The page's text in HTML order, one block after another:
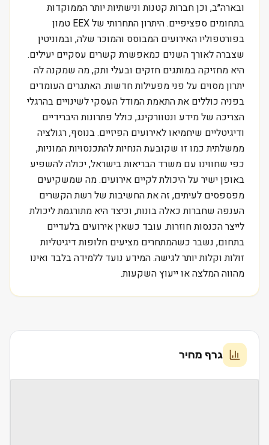
ובארה״ב, וכן חברות קטנות ונישתיות יותר הממוקדות
בתחומים ספציפיים. היתרון התחרותי של EEX טמון
בפורטפוליו האירועים המבוסס והמוכר שלה, ובמוניטין
שצברה לאורך השנים כמאפשרת קשרים עסקיים יעילים.
היא מחזיקה במותגים חזקים ובעלי ותק, מה שמקנה לה
יתרון מסוים על פני מפעילות חדשות. האתגרים העומדים
בפניה כוללים את התאמת המודל העסקי לשינויים בהרגלי
הצריכה של מידע ונטוורקינג, כולל פתרונות היברידיים
ודיגיטליים שיחמיאו לאירועים הפיזיים. בנוסף, רגולציה
ממשלתית כמו זו שקובעת הנחיות להתכנסויות המוניות,
כפי שחווינו עם משרד הבריאות בישראל, יכולה להשפיע
באופן ישיר על היכולת לקיים אירועים. מה שמשקיעים
מפספסים לעיתים, זה את החשיבות של רשת הקשרים
הענפה שחברות כאלה בונות, וכיצד היא מתורגמת ליכולת
לייצר הכנסות חוזרות. עובד כשאין אירועים בלעדיים
בתחום, נשבר כשהמתחרים מציעים חלופות דיגיטליות
זולות וקלות יותר לגישה. המידע נועד ללמידה בלבד ואינו
מהווה המלצה או ייעוץ השקעות.
גרף מחיר